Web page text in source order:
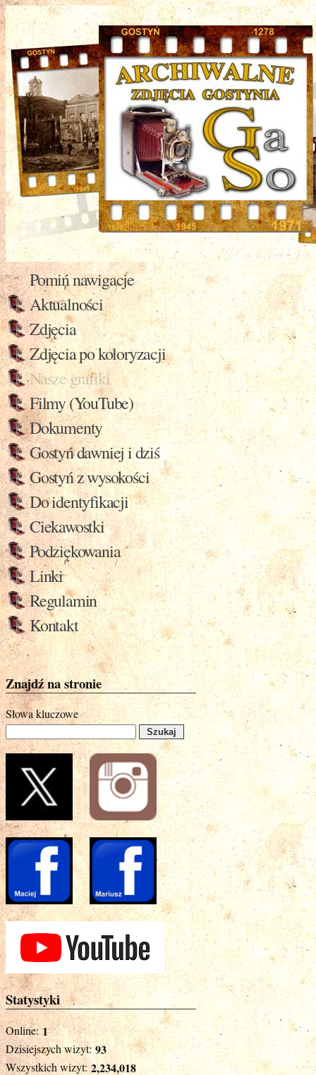
Pomiń nawigacje
Aktualności
Zdjęcia
Zdjęcia po koloryzacji
Nasze grafiki
Filmy (YouTube)
Dokumenty
Gostyń dawniej i dziś
Gostyń z wysokości
Do identyfikacji
Ciekawostki
Podziękowania
Linki
Regulamin
Kontakt
Znajdź na stronie
Słowa kluczowe
Statystyki
Online: 1
Dzisiejszych wizyt: 93
Wszystkich wizyt: 2,234,018